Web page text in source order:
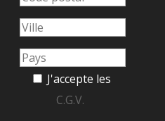
J'accepte les
C.G.V.